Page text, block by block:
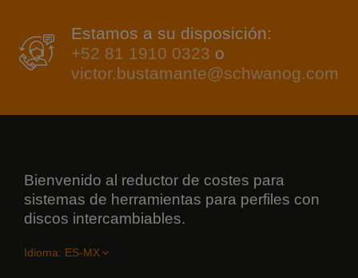
Estamos a su disposición:
+52 81 1910 0323 o
victor.bustamante@schwanog.com
Bienvenido al reductor de costes para
sistemas de herramientas para perfiles con
discos intercambiables.
Idioma: